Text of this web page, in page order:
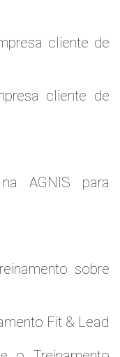
cliente de
cliente de
AGNIS para
sobre
Fit & Lead